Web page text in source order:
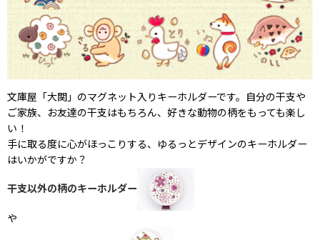
文庫屋「大関」のマグネット入りキーホルダーです。自分の干支や
ご家族、お友達の干支はもちろん、好きな動物の柄をもっても楽し
い！
手に取る度に心がほっこりする、ゆるっとデザインのキーホルダー
はいかがですか？
干支以外の柄のキーホルダー
や